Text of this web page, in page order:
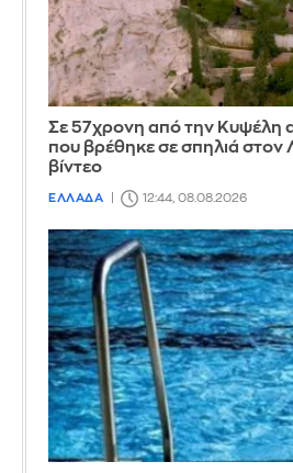
Σε 57χρονη από την Κυψέλη
που βρέθηκε σε σπηλιά στον
βίντεο
ΕΛΛΑΔΑ 12:44, 08.08.2026